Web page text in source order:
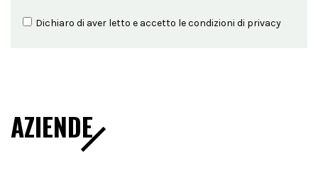
Dichiaro di aver letto e accetto le condizioni di privacy
AZIENDE